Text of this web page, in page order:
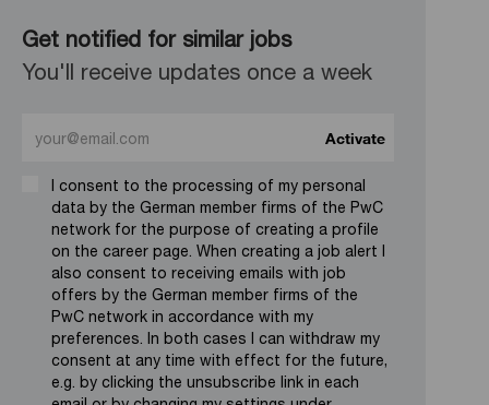
Get notified for similar jobs
You'll receive updates once a week
I consent to the processing of my personal
data by the German member firms of the PwC
network for the purpose of creating a profile
on the career page. When creating a job alert I
also consent to receiving emails with job
offers by the German member firms of the
PwC network in accordance with my
preferences. In both cases I can withdraw my
consent at any time with effect for the future,
e.g. by clicking the unsubscribe link in each
Activate